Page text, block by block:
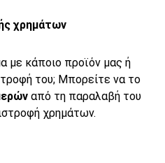
χρημάτων
με κάποιο προϊόν μας ή
του; Μπορείτε να το
από τη παραλαβή του
χρημάτων.